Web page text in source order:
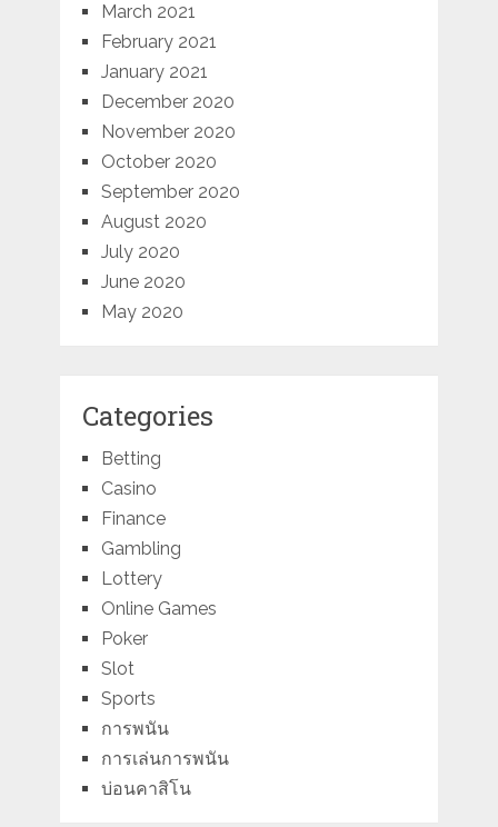
March 2021
February 2021
January 2021
December 2020
November 2020
October 2020
September 2020
August 2020
July 2020
June 2020
May 2020
Categories
Betting
Casino
Finance
Gambling
Lottery
Online Games
Poker
Slot
Sports
การพนัน
การเล่นการพนัน
บ่อนคาสิโน